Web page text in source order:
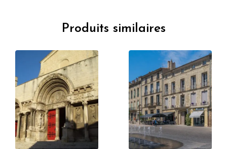
Produits similaires